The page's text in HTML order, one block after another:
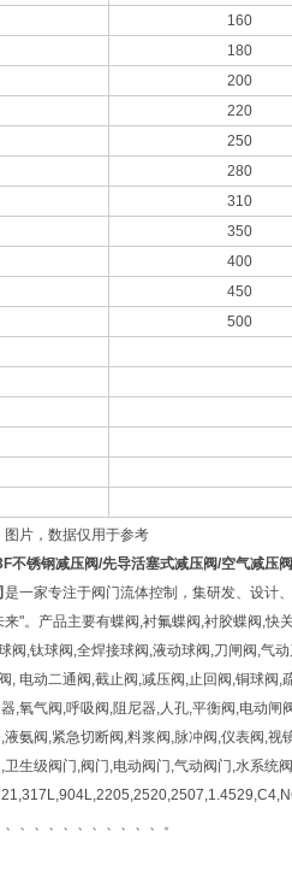
160
180
200
220
250
280
310
350
400
450
500
片，数据仅用于参考
不锈钢减压阀/先导活塞式减压阀/空气减压阀
是一家专注于阀门流体控制，集研发、设计
"。产品主要有蝶阀,衬氟蝶阀,衬胶蝶阀,
阀,钛球阀,全焊接球阀,液动球阀,刀闸阀,气
, 电动二通阀,截止阀,减压阀,止回阀,铜球阀
,氧气阀,呼吸阀,阻尼器,人孔,平衡阀,电动
氨阀,紧急切断阀,料浆阀,脉冲阀,仪表阀,
生级阀门,阀门,电动阀门,气动阀门,水系
、、、、、、、、、、。